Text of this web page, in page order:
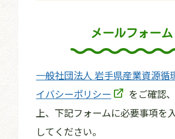
メールフォーム
一般社団法人 岩手県産業資源循
イバシーポリシー
をご確認
上、下記フォームに必要事項を
してください。